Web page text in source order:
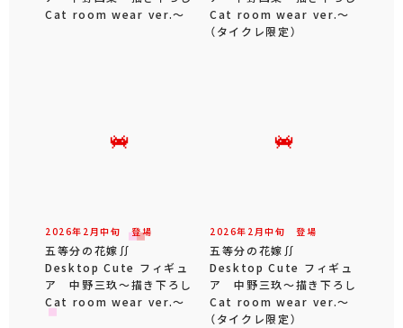
Cat room wear ver.～
Cat room wear ver.～
（タイクレ限定）
2026年 2 月中旬 登場
五等分の花嫁∬
Desktop Cute フィギュ
ア 中野三玖～描き下ろし
Cat room wear ver.～
2026年 2 月中旬 登場
五等分の花嫁∬
Desktop Cute フィギュ
ア 中野三玖～描き下ろし
Cat room wear ver.～
（タイクレ限定）